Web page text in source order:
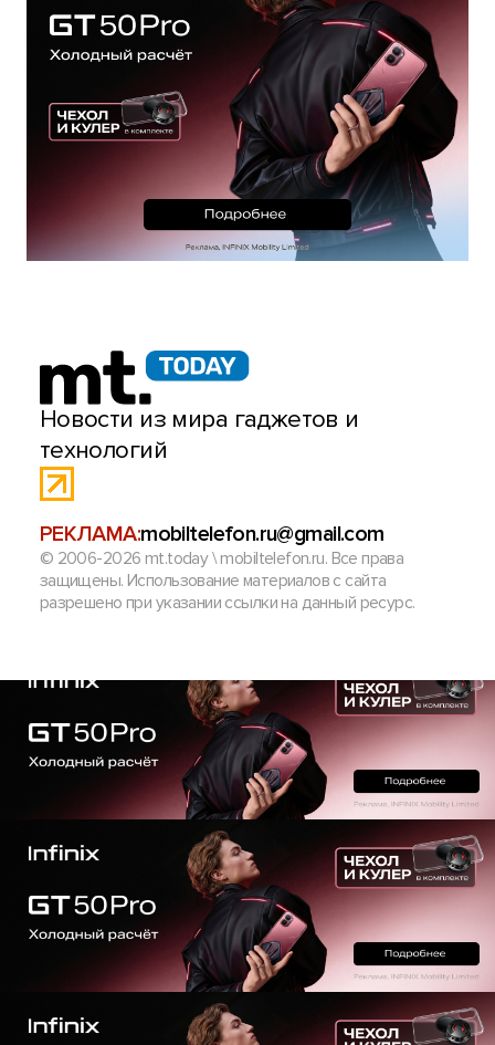
Новости из мира гаджетов и
технологий
РЕКЛАМА:mobiltelefon.ru@gmail.com
© 2006-2026 mt.today \ mobiltelefon.ru. Все права
защищены. Использование материалов с сайта
разрешено при указании ссылки на данный ресурс.